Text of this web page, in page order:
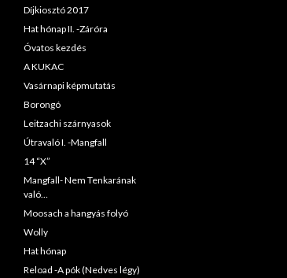
Díjkiosztó 2017
Hat hónap II. -Záróra
Óvatos kezdés
A KUKAC
Vasárnapi képmutatás
Borongó
Leitzachi szárnyasok
Útravaló I. -Mangfall
14 “X”
Mangfall- Nem Tenkarának
való…
Moosach a hangyás folyó
Wolly
Hat hónap
Reload -A pók (Nedves légy)